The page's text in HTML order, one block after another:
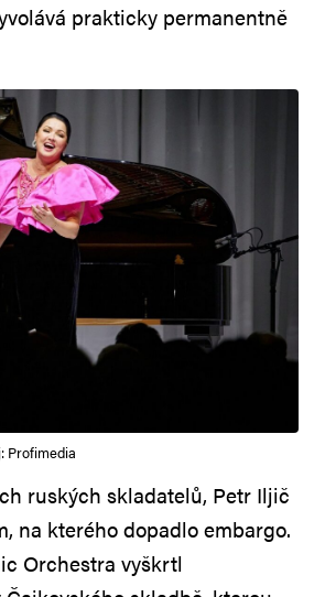
prakticky permanentně
Profimedia
ruských skladatelů, Petr Iljič
na kterého dopadlo embargo.
Orchestra vyškrtl